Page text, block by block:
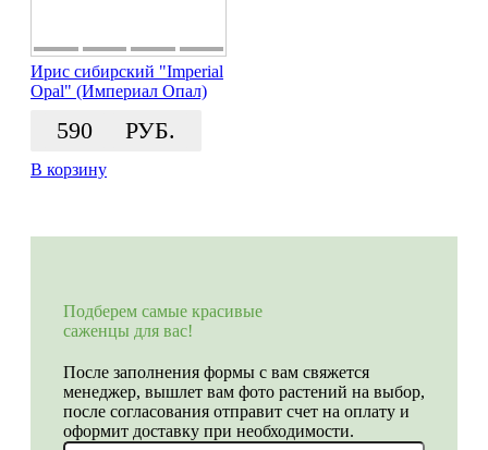
Ирис сибирский "Imperial
Opal" (Империал Опал)
590 РУБ.
В корзину
Подберем самые красивые
саженцы для вас!
После заполнения формы с вам свяжется
менеджер, вышлет вам фото растений на выбор,
после согласования отправит счет на оплату и
оформит доставку при необходимости.